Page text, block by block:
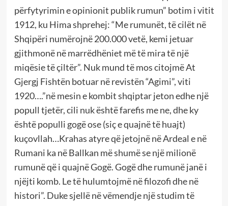
përfytyrimin e opinionit publik rumun” botim i vitit
1912, ku Hima shprehej: “Me rumunët, të cilët në
Shqipëri numërojnë 200.000 vetë, kemi jetuar
gjithmonë në marrëdhëniet më të mira të një
miqësie të çiltër”. Nuk mund të mos citojmë At
Gjergj Fishtën botuar në revistën “Agimi”, viti
1920….”në mesin e kombit shqiptar jeton edhe një
popull tjetër, cili nuk është farefis me ne, dhe ky
është populli gogë ose (siç e quajnë të huajt)
kuçovllah…Krahas atyre që jetojnë në Ardeal e në
Rumani ka në Ballkan më shumë se një milionë
rumunë që i quajnë Gogë. Gogë dhe rumunë janë i
njëjti komb. Le të hulumtojmë në filozofi dhe në
histori”. Duke sjellë në vëmendje një studim të